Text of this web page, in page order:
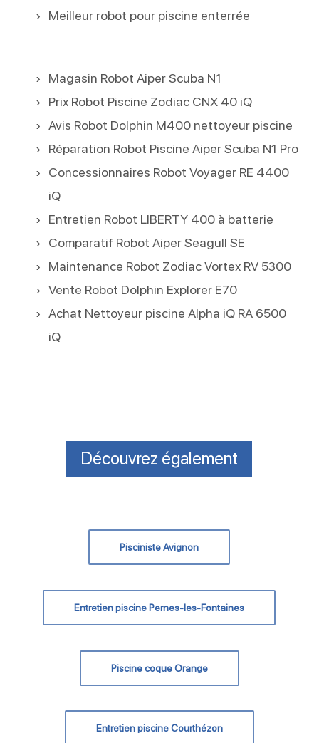
Meilleur robot pour piscine enterrée
Magasin Robot Aiper Scuba N1
Prix Robot Piscine Zodiac CNX 40 iQ
Avis Robot Dolphin M400 nettoyeur piscine
Réparation Robot Piscine Aiper Scuba N1 Pro
Concessionnaires Robot Voyager RE 4400
iQ
Entretien Robot LIBERTY 400 à batterie
Comparatif Robot Aiper Seagull SE
Maintenance Robot Zodiac Vortex RV 5300
Vente Robot Dolphin Explorer E70
Achat Nettoyeur piscine Alpha iQ RA 6500
iQ
Découvrez également
Pisciniste Avignon
Entretien piscine Pernes-les-Fontaines
Piscine coque Orange
Entretien piscine Courthézon